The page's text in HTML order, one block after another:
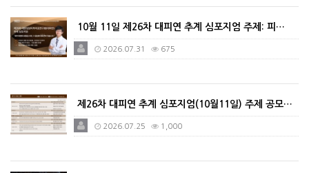
10월 11일 제26차 대피연 추계 심포지엄 주제: 피…
2026.07.31 675
제26차 대피연 추계 심포지엄(10월11일) 주제 공모…
2026.07.25 1,000